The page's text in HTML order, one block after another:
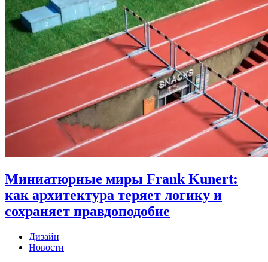
Миниатюрные миры Frank Kunert:
как архитектура теряет логику и
сохраняет правдоподобие
Дизайн
Новости